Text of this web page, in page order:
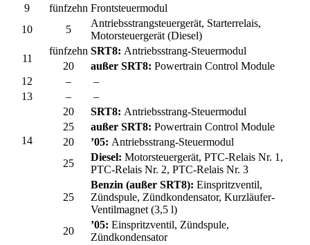
9
fünfzehn Frontsteuermodul
10
5
Antriebsstrangsteuergerät, Starterrelais,
Motorsteuergerät (Diesel)
11
fünfzehn SRT8: Antriebsstrang-Steuermodul
20
außer SRT8: Powertrain Control Module
12
–
–
13
– –
14
20 SRT8: Antriebsstrang-Steuermodul
25
außer SRT8: Powertrain Control Module
20
’05: Antriebsstrang-Steuermodul
25
Diesel: Motorsteuergerät, PTC-Relais Nr. 1,
PTC-Relais Nr. 2, PTC-Relais Nr. 3
25
Benzin (außer SRT8): Einspritzventil,
Zündspule, Zündkondensator, Kurzläufer-
Ventilmagnet (3,5 l)
20
’05: Einspritzventil, Zündspule,
Zündkondensator